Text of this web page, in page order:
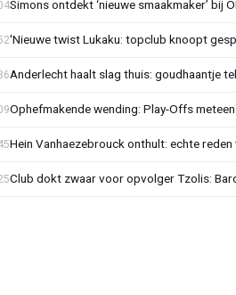
Simons ontdekt ‘nieuwe smaakmaker’ bij
'Nieuwe twist Lukaku: topclub knoopt
Anderlecht haalt slag thuis: goudhaantje
Ophefmakende wending: Play-Offs
Hein Vanhaezebrouck onthult: echte
Club dokt zwaar voor opvolger Tzolis: